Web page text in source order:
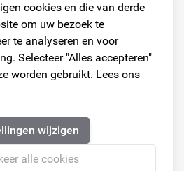
cookies en die van derde
om uw bezoek te
te analyseren en voor
Selecteer "Alles accepteren"
worden gebruikt. Lees ons
wijzigen
alle cookies
Volg ons!